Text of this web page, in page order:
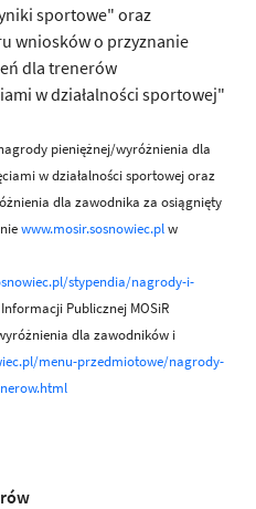
sportowe" oraz
wniosków o przyznanie
dla trenerów
w działalności sportowej"
pieniężnej/wyróżnienia dla
w działalności sportowej oraz
dla zawodnika za osiągnięty
www.mosir.sosnowiec.plw
stypendia/nagrody-i-
Publicznej MOSiR
dla zawodników i
menu-przedmiotowe/nagrody-